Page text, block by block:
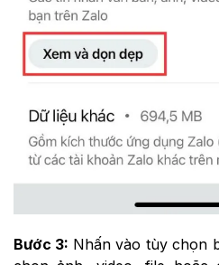
Bước 3: Nhấn vào tùy chọn